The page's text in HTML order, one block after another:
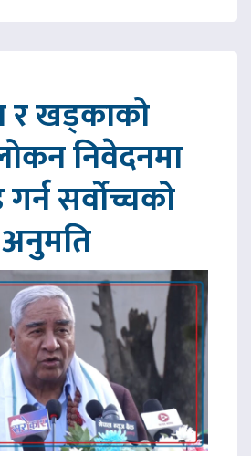
र खड्काको
निवेदनमा
सर्वोच्चको
अनुमति